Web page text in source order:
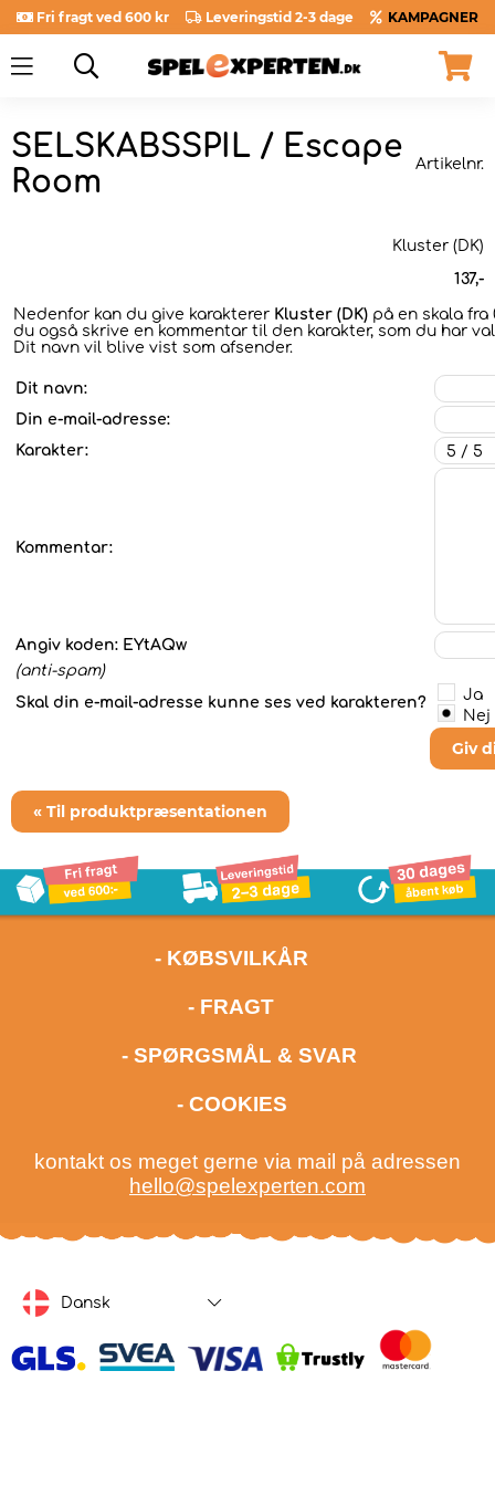
Fri fragt ved 600 kr Leveringstid 2-3 dage KAMPAGNER
SELSKABSSPIL / Escape
Room
Artikelnr.
Kluster (DK)
137,-
Nedenfor kan du give karakterer Kluster (DK) på en skala fra
du også skrive en kommentar til den karakter, som du har
Dit navn vil blive vist som afsender.
Dit navn:
Din e-mail-adresse:
Karakter:
Kommentar:
Angiv koden: EYtAQw
(anti-spam)
Skal din e-mail-adresse kunne ses ved karakteren?
Ja
Nej
Giv
« Til produktpræsentationen
- KØBSVILKÅR
- FRAGT
- SPØRGSMÅL & SVAR
- COOKIES
kontakt os meget gerne via mail på adressen
hello@spelexperten.com
Dansk